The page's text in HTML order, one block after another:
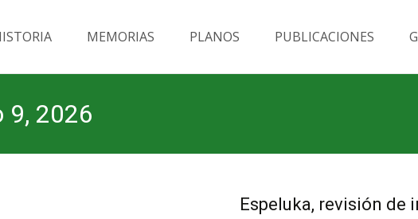
MEMORIAS PLANOS PUBLICACIONES
9, 2026
Espeluka, revisión de